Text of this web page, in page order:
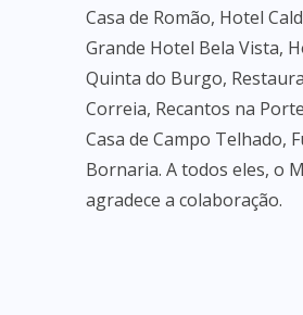
Casa de Romão, Hotel
Grande Hotel Bela Vista,
Quinta do Burgo,
Correia, Recantos na
Casa de Campo Telhado,
Bornaria. A todos eles, o
agradece a colaboração.